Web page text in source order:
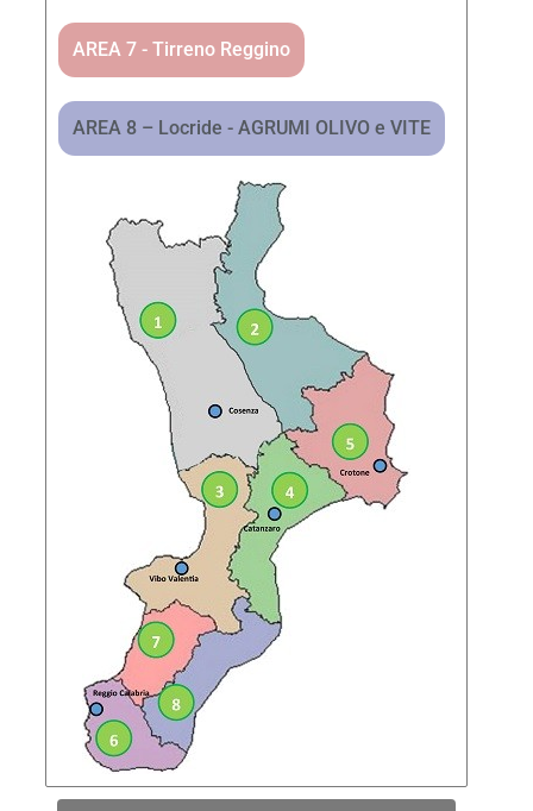
AREA 7 - Tirreno Reggino
AREA 8 – Locride - AGRUMI OLIVO e VITE